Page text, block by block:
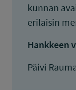
kunnan
erilaisin
Hankkeen
Päivi